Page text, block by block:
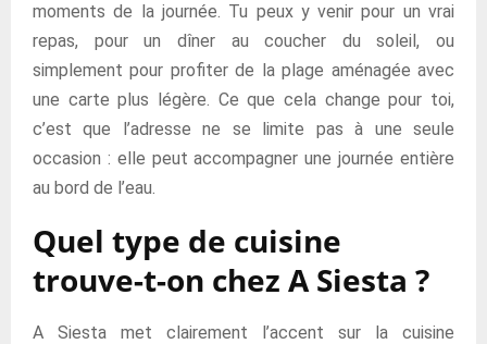
moments de la journée. Tu peux y venir pour un vrai
repas, pour un dîner au coucher du soleil, ou
simplement pour profiter de la plage aménagée avec
une carte plus légère. Ce que cela change pour toi,
c’est que l’adresse ne se limite pas à une seule
occasion : elle peut accompagner une journée entière
au bord de l’eau.
Quel type de cuisine
trouve-t-on chez A Siesta ?
A Siesta met clairement l’accent sur la cuisine